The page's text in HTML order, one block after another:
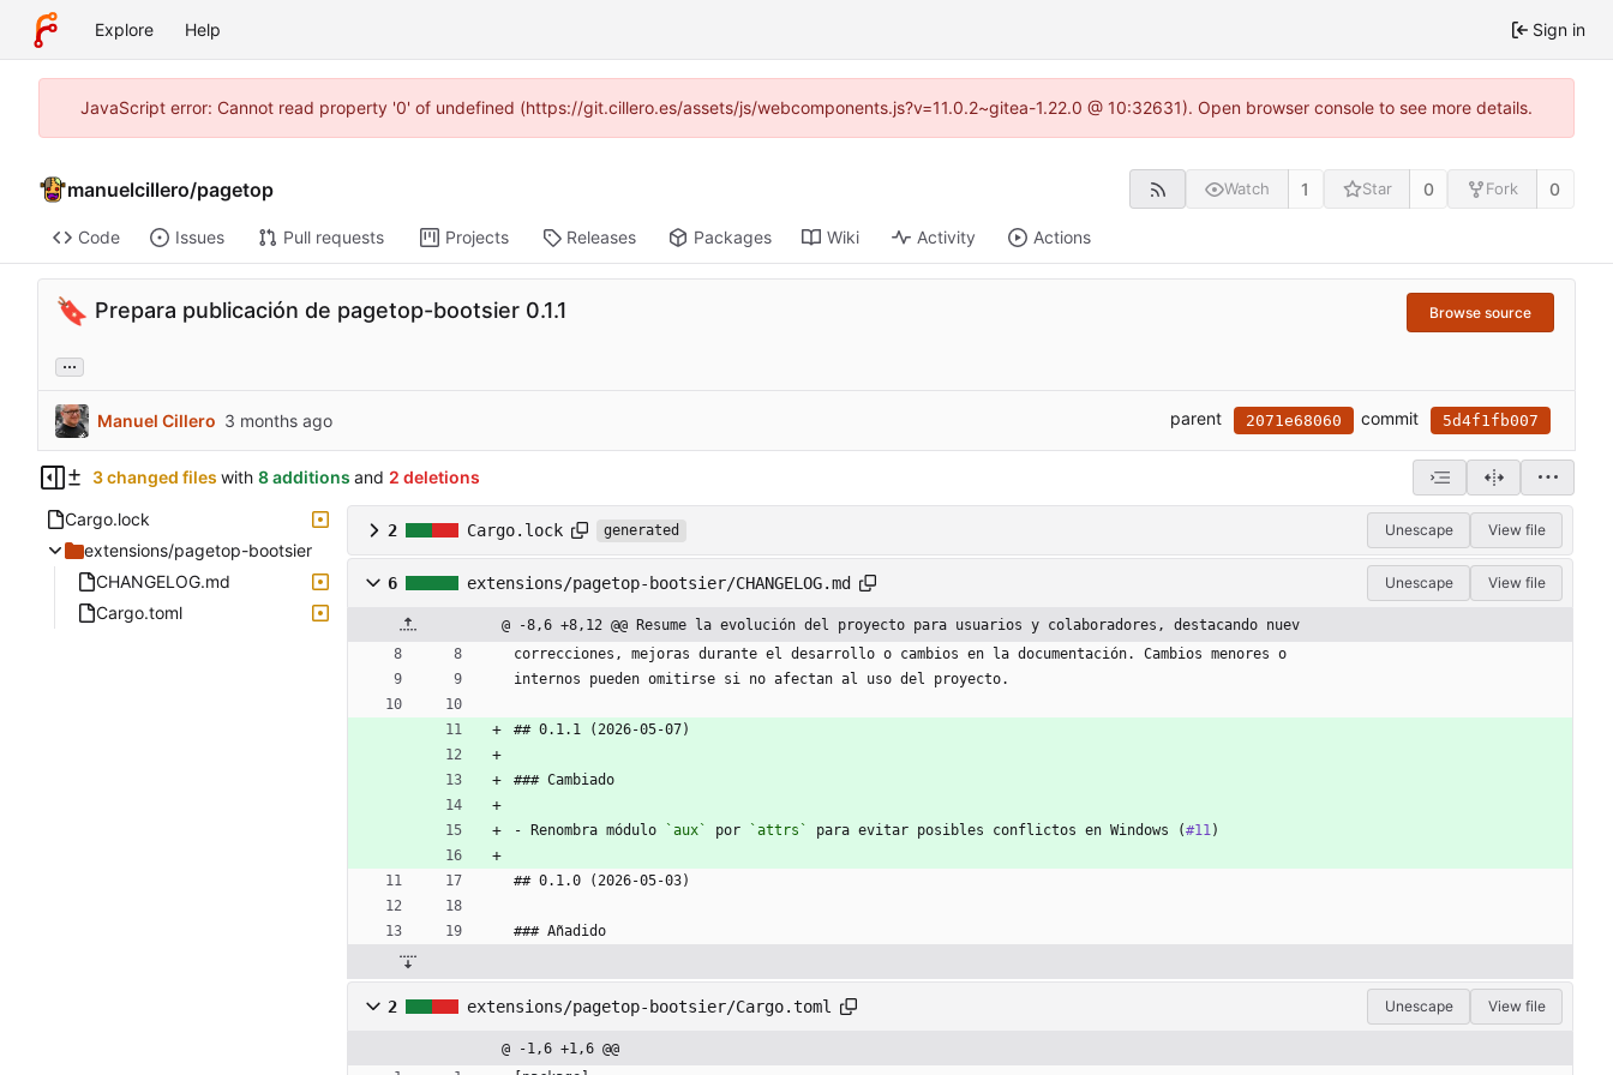
Explore Help Sign in
JavaScript error: Cannot read property '0' of undefined (https://git.cillero.es/assets/js/webcomponents.js?v=11.0.2~gitea-1.22.0 @ 10:32631). Open browser console to see more details.
manuelcillero/pagetop Watch 1 Star 0 Fork 0
Code Issues Pull requests Projects Releases Packages Wiki Activity Actions
🔖 Prepara publicación de pagetop-bootsier 0.1.1 Browse source
...
Manuel Cillero parent 2071e68060 commit 5d4f1fb007
3 changed files with 8 additions and 2 deletions
Cargo.lock
extensions/pagetop-bootsier
CHANGELOG.md
Cargo.toml
2 Cargo.lock generated Unescape View file
6 extensions/pagetop-bootsier/CHANGELOG.md Unescape View file
@ -8,6 +8,12 @@ Resume la evolución del proyecto para usuarios y colaboradores, destacando nuev
correcciones, mejoras durante el desarrollo o cambios en la documentación. Cambios menores o
internos pueden omitirse si no afectan al uso del proyecto.
## 0.1.1 (2026-05-07)
### Cambiado
- Renombra módulo `aux` por `attrs` para evitar posibles conflictos en Windows (#11)
## 0.1.0 (2026-05-03)
### Añadido
2 extensions/pagetop-bootsier/Cargo.toml Unescape View file
@ -1,6 +1,6 @@